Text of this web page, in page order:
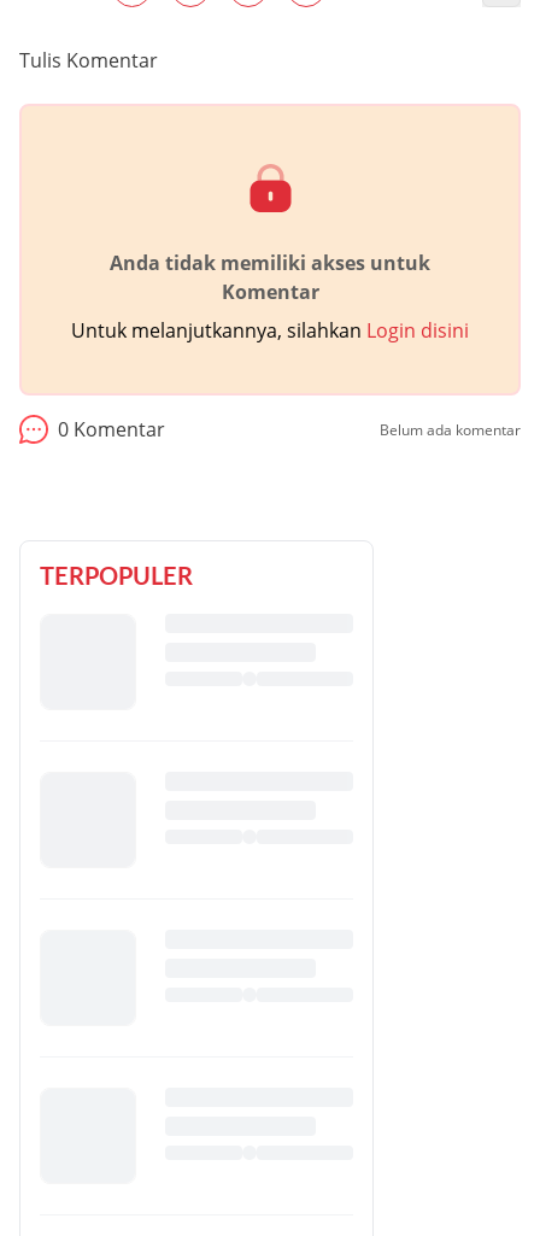
Tulis Komentar
Anda tidak memiliki akses untuk
Komentar
Untuk melanjutkannya, silahkan Login disini
0 Komentar Belum ada komentar
TERPOPULER